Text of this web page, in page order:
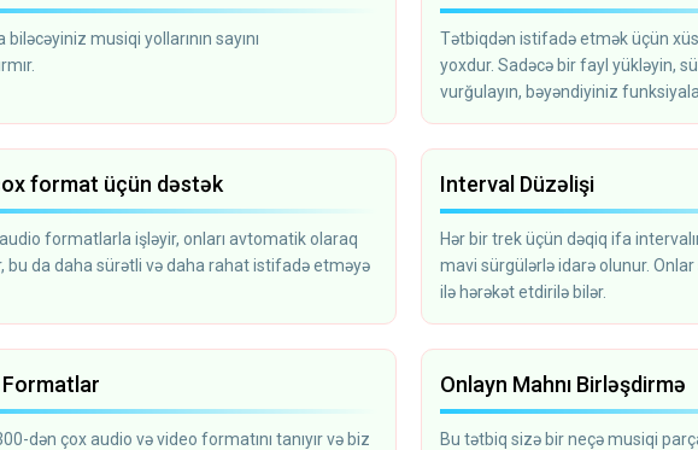
musiqi yollarının sayını
Tətbiqdən istifadə etmək üçün
yoxdur. Sadəcə bir fayl yükləyin,
vurğulayın, bəyəndiyiniz
format üçün dəstək
formatlarla işləyir, onları avtomatik olaraq
bu da daha sürətli və daha rahat istifadə etməyə
Interval Düzəlişi
Hər bir trek üçün dəqiq ifa
mavi sürgülərlə idarə olunur.
ilə hərəkət etdirilə bilər.
Formatlar
dən çox audio və video formatını tanıyır və biz
Onlayn Mahnı Birləşdirmə
Bu tətbiq sizə bir neçə musiqi